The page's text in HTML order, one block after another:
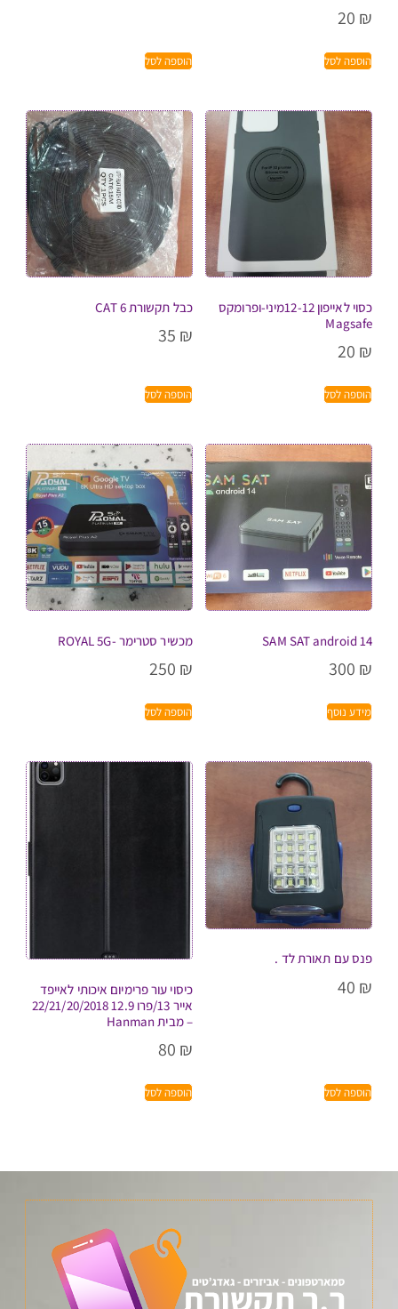
20 ₪
הוספה לסל הוספה לסל
כסוי לאייפון 12-12מיני-ופרומקס
Magsafe
20 ₪
הוספה לסל
כבל תקשורת CAT 6
35 ₪
הוספה לסל
SAM SAT android 14
300 ₪
מידע נוסף
מכשיר סטרימר -ROYAL 5G
250 ₪
הוספה לסל
פנס עם תאורת לד .
40 ₪
הוספה לסל
כיסוי עור פרימיום איכותי לאייפד
אייר 13/פרו 12.9 22/21/20/2018
– מבית Hanman
80 ₪
הוספה לסל